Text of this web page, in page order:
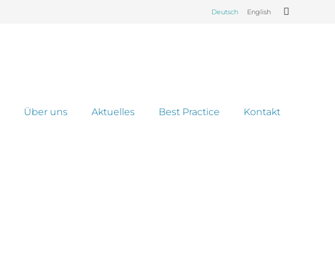
Deutsch English
Über uns Aktuelles Best Practice Kontakt